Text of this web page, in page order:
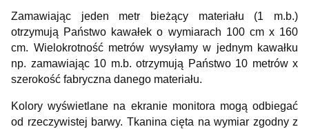
Zamawiając jeden metr bieżący materiału (1 m.b.)
otrzymują Państwo kawałek o wymiarach 100 cm x 160
cm. Wielokrotność metrów wysyłamy w jednym kawałku
np. zamawiając 10 m.b. otrzymują Państwo 10 metrów x
szerokość fabryczna danego materiału.
Kolory wyświetlane na ekranie monitora mogą odbiegać
od rzeczywistej barwy. Tkanina cięta na wymiar zgodny z